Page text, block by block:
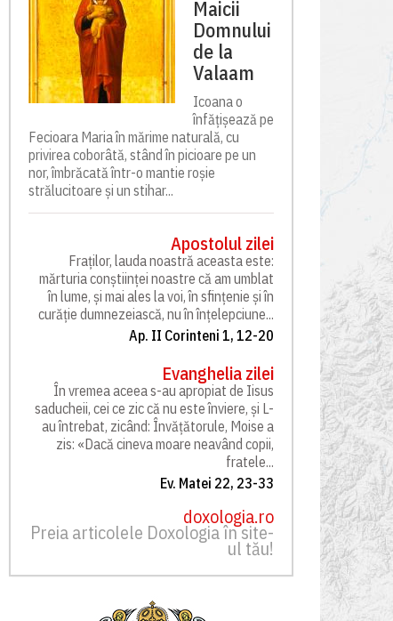
Maicii
Domnului
de la
Valaam
Icoana o
înfățișează pe
Fecioara Maria în mărime naturală, cu
privirea coborâtă, stând în picioare pe un
nor, îmbrăcată într-o mantie roșie
strălucitoare și un stihar...
Apostolul zilei
Fraților, lauda noastră aceasta este:
mărturia conștiinței noastre că am umblat
în lume, și mai ales la voi, în sfințenie și în
curăție dumnezeiască, nu în înțelepciune...
Ap. II Corinteni 1, 12-20
Evanghelia zilei
În vremea aceea s-au apropiat de Iisus
saducheii, cei ce zic că nu este înviere, și L-
au întrebat, zicând: Învățătorule, Moise a
zis: «Dacă cineva moare neavând copii,
fratele...
Ev. Matei 22, 23-33
doxologia.ro
Preia articolele Doxologia în site-
ul tău!